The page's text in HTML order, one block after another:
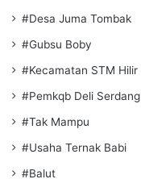
#Desa Juma Tombak
#Gubsu Boby
#Kecamatan STM Hilir
#Pemkqb Deli Serdang
#Tak Mampu
#Usaha Ternak Babi
#Balut